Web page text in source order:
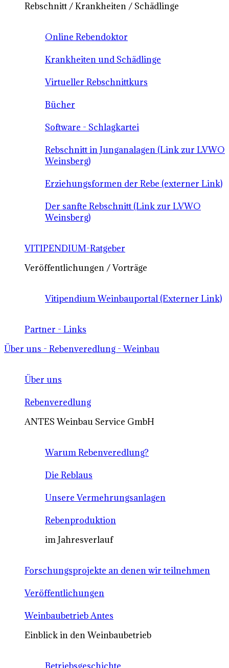
Rebschnitt / Krankheiten / Schädlinge
Online Rebendoktor
Krankheiten und Schädlinge
Virtueller Rebschnittkurs
Bücher
Software - Schlagkartei
Rebschnitt in Junganalagen (Link zur LVWO
Weinsberg)
Erziehungsformen der Rebe (externer Link)
Der sanfte Rebschnitt (Link zur LVWO
Weinsberg)
VITIPENDIUM-Ratgeber
Veröffentlichungen / Vorträge
Vitipendium Weinbauportal (Externer Link)
Partner - Links
Über uns - Rebenveredlung - Weinbau
Über uns
Rebenveredlung
ANTES Weinbau Service GmbH
Warum Rebenveredlung?
Die Reblaus
Unsere Vermehrungsanlagen
Rebenproduktion
im Jahresverlauf
Forschungsprojekte an denen wir teilnehmen
Veröffentlichungen
Weinbaubetrieb Antes
Einblick in den Weinbaubetrieb